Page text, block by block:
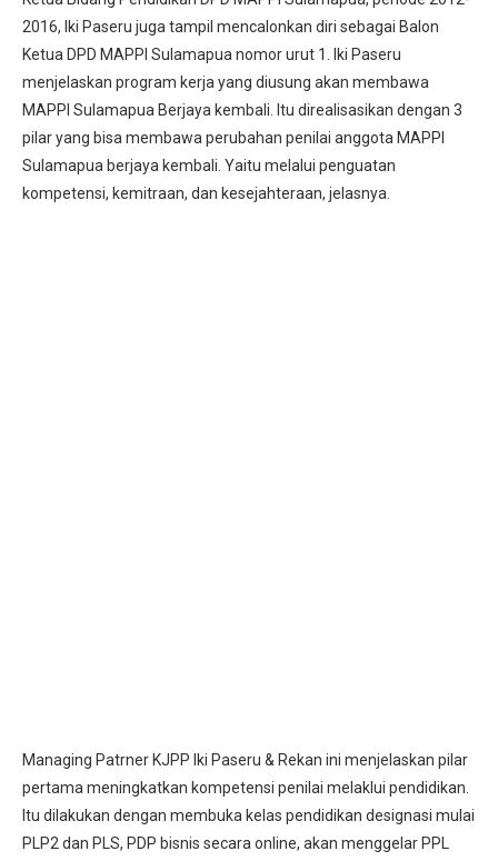
2016, Iki Paseru juga tampil mencalonkan diri sebagai Balon
Ketua DPD MAPPI Sulamapua nomor urut 1. Iki Paseru
menjelaskan program kerja yang diusung akan membawa
MAPPI Sulamapua Berjaya kembali. Itu direalisasikan dengan 3
pilar yang bisa membawa perubahan penilai anggota MAPPI
Sulamapua berjaya kembali. Yaitu melalui penguatan
kompetensi, kemitraan, dan kesejahteraan, jelasnya.
Managing Patrner KJPP Iki Paseru & Rekan ini menjelaskan pilar
pertama meningkatkan kompetensi penilai melaklui pendidikan.
Itu dilakukan dengan membuka kelas pendidikan designasi mulai
PLP2 dan PLS, PDP bisnis secara online, akan menggelar PPL